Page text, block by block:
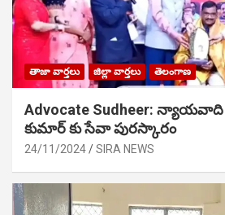
తాజా వార్తలు జిల్లా వార్తలు తెలంగాణ
Advocate Sudheer: న్యాయవాది
కుమార్ కు సేవా పురస్కారం
24/11/2024 SIRA NEWS